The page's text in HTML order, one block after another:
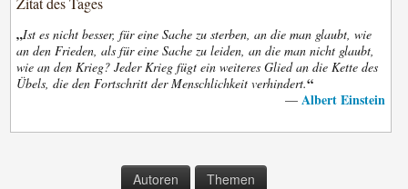
„Ist es nicht besser, für eine Sache zu sterben, an die man glaubt, wie
an den Frieden, als für eine Sache zu leiden, an die man nicht glaubt,
wie an den Krieg? Jeder Krieg fügt ein weiteres Glied an die Kette des
Übels, die den Fortschritt der Menschlichkeit verhindert.“
— Albert Einstein
Autoren Themen